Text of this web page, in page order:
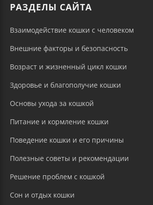
РАЗДЕЛЫ САЙТА
Взаимодействие кошки с человеком
Внешние факторы и безопасность
Возраст и жизненный цикл кошки
Здоровье и благополучие кошки
Основы ухода за кошкой
Питание и кормление кошки
Поведение кошки и его причины
Полезные советы и рекомендации
Решение проблем с кошкой
Сон и отдых кошки